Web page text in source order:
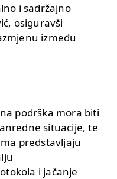
i sadržajno
osiguravši
između
podrška mora biti
situacije, te
predstavljaju
i jačanje